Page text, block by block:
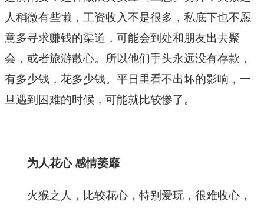
人稍微有些懒，工资收入不是很多，私底下也不愿
意多寻求赚钱的渠道，可能会到处和朋友出去聚
会，或者旅游散心。所以他们手头永远没有存款，
有多少钱，花多少钱。平日里看不出坏的影响，一
旦遇到困难的时候，可能就比较惨了。
为人花心 感情萎靡
火猴之人，比较花心，特别爱玩，很难收心，